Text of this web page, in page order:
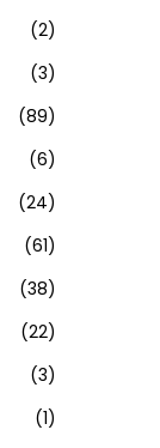
(2)
(3)
(89)
(6)
(24)
(61)
(38)
(22)
(3)
(1)